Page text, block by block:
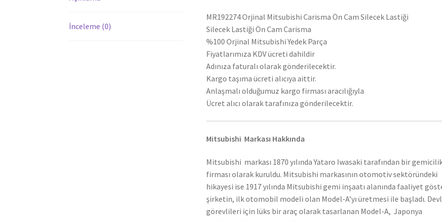
İnceleme (0)
MR192274 Orjinal Mitsubishi Carisma Ön Cam Silecek Lastiği
Silecek Lastiği Ön Cam Carisma
%100 Orjinal Mitsubishi Yedek Parça
Fiyatlarımıza KDV ücreti dahildir
Adınıza faturalı olarak gönderilecektir.
Kargo taşıma ücreti alıcıya aittir.
Anlaşmalı olduğumuz kargo firması aracılığıyla
Ücret alıcı olarak tarafınıza gönderilecektir.
Mitsubishi Markası Hakkında
Mitsubishi markası 1870 yılında Yataro Iwasaki tarafından bir
firması olarak kuruldu. Mitsubishi markasının otomotiv sektöründeki
hikayesi ise 1917 yılında Mitsubishi gemi inşaatı alanında faaliyet
şirketin, ilk otomobil modeli olan Model-A’yı üretmesi ile başladı.
görevlileri için lüks bir araç olarak tasarlanan Model-A, Japonya